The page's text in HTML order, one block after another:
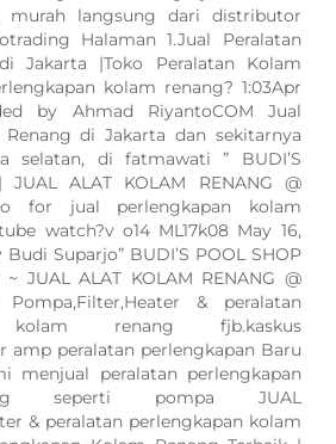
murah langsung dari distributor
Halaman 1.Jual Peralatan
Jakarta |Toko Peralatan Kolam
kolam renang? 1:03Apr
by Ahmad RiyantoCOM Jual
Renang di Jakarta dan sekitarnya
selatan, di fatmawati ” BUDI’S
ALAT KOLAM RENANG @
for jual perlengkapan kolam
watch?v o14 ML17k08 May 16,
Suparjo” BUDI’S POOL SHOP
~ JUAL ALAT KOLAM RENANG @
Pompa,Filter,Heater & peralatan
kolam renang fjb.kaskus
amp peralatan perlengkapan Baru
menjual peralatan perlengkapan
seperti pompa JUAL
& peralatan perlengkapan kolam